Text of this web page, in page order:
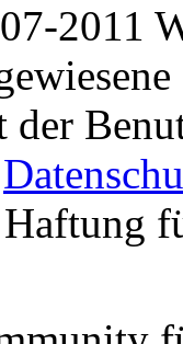
2011